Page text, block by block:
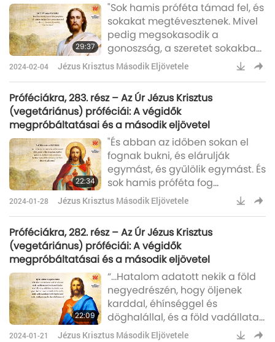
29:37
"Sok hamis próféta támad fel, és
sokakat megtévesztenek. Mivel
pedig megsokasodik a
gonoszság, a szeretet sokakban
meghidegül." "Mert hamis
krisztusok és hamis próféták
állnak majd elő, nagy jeleket és
csodákat tesznek, hogy
megtévesszék - ha lehet - még
a választottakat is."
2024-02-04 Jézus Krisztus Második Eljövetele
Próféciákra, 283. rész – Az Úr Jézus Krisztus
(vegetáriánus) próféciái: A végidők
megpróbáltatásai és a második eljövetel
22:34
"És abban az időben sokan el
fognak bukni, és elárulják
egymást, és gyűlölik egymást. És
sok hamis próféta fog
felemelkedni, és sok embert
félrevezetnek. És mivel a
törvénytelenség növekszik, a
legtöbb ember szeretete kihűl.
De aki mindvégig kitart, az
üdvözül. Az országnak ezt az
evangéliumát az egész világon
hirdetik majd, bizonyságul
minden nemzetnek, és akkor
eljön a vég."
2024-01-28 Jézus Krisztus Második Eljövetele
Próféciákra, 282. rész – Az Úr Jézus Krisztus
(vegetáriánus) próféciái: A végidők
megpróbáltatásai és a második eljövetel
22:09
“…Hatalom adatott nekik a föld
negyedrészén, hogy öljenek
karddal, éhínséggel és
döghalállal, és a föld vadállatai
által.”
2024-01-21 Jézus Krisztus Második Eljövetele